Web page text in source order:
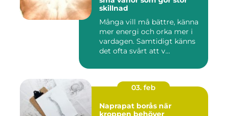
skillnad
Många vill må bättre, känna
mer energi och orka mer i
vardagen. Samtidigt känns
det ofta svårt att v...
03. feb
Naprapat borås när
kroppen behöver